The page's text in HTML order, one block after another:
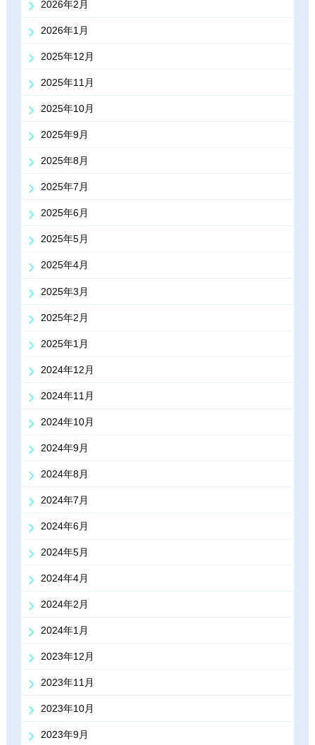
2026年2月
2026年1月
2025年12月
2025年11月
2025年10月
2025年9月
2025年8月
2025年7月
2025年6月
2025年5月
2025年4月
2025年3月
2025年2月
2025年1月
2024年12月
2024年11月
2024年10月
2024年9月
2024年8月
2024年7月
2024年6月
2024年5月
2024年4月
2024年2月
2024年1月
2023年12月
2023年11月
2023年10月
2023年9月